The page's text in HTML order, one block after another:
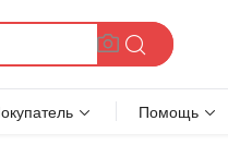
Помощь